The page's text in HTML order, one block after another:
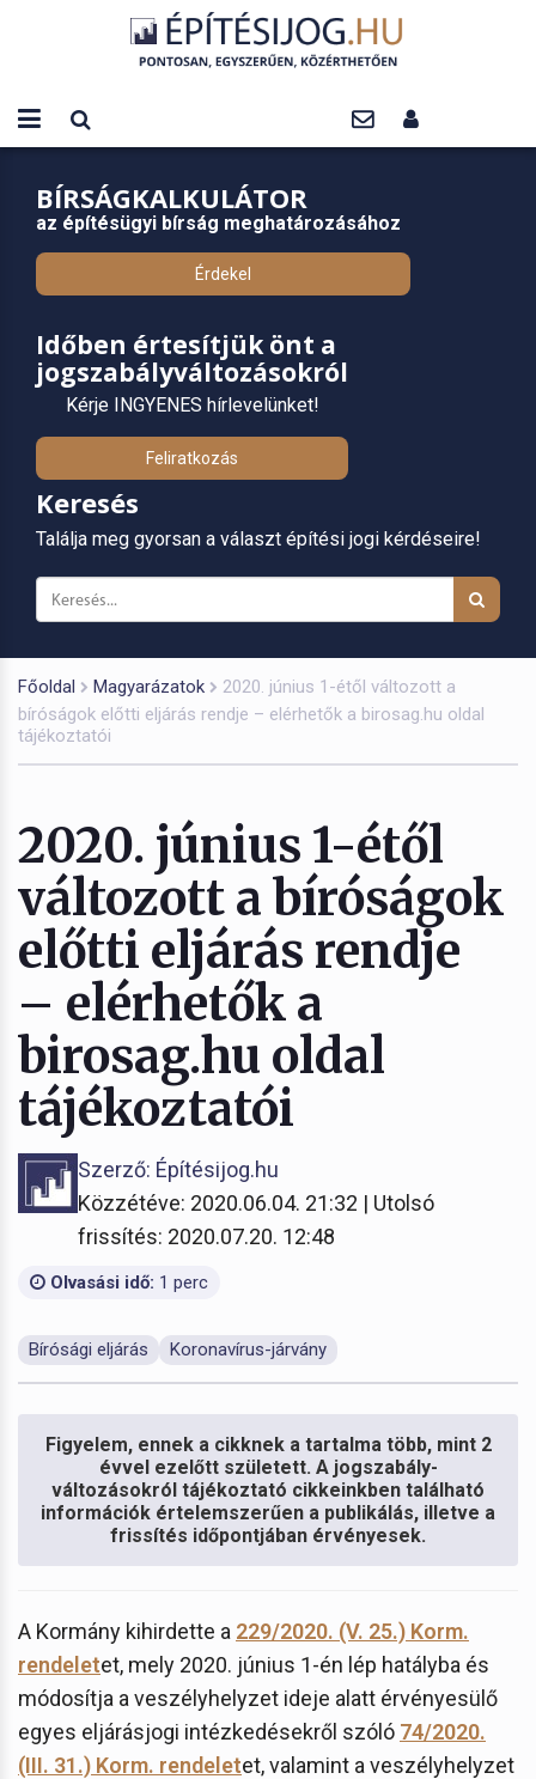
BÍRSÁGKALKULÁTOR
az építésügyi bírság meghatározásához
Érdekel
Időben értesítjük önt a
jogszabályváltozásokról
Kérje INGYENES hírlevelünket!
Feliratkozás
Keresés
Találja meg gyorsan a választ építési jogi kérdéseire!
Főoldal Magyarázatok
2020. június 1-étől változott a
bíróságok előtti eljárás rendje – elérhetők a birosag.hu oldal
tájékoztatói
2020. június 1-étől
változott a bíróságok
előtti eljárás rendje
– elérhetők a
birosag.hu oldal
tájékoztatói
Szerző: Építésijog.hu
Közzétéve: 2020.06.04. 21:32 | Utolsó
frissítés: 2020.07.20. 12:48
Olvasási idő: 1 perc
Bírósági eljárás Koronavírus-járvány
Figyelem, ennek a cikknek a tartalma több, mint 2
évvel ezelőtt született. A jogszabály-
változásokról tájékoztató cikkeinkben található
információk értelemszerűen a publikálás, illetve a
frissítés időpontjában érvényesek.
A Kormány kihirdette a 229/2020. (V. 25.) Korm.
rendeletet, mely 2020. június 1-én lép hatályba és
módosítja a veszélyhelyzet ideje alatt érvényesülő
egyes eljárásjogi intézkedésekről szóló 74/2020.
(III. 31.) Korm. rendeletet, valamint a veszélyhelyzet